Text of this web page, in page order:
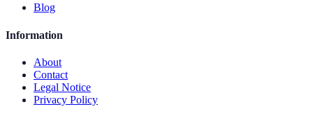
Blog
Information
About
Contact
Legal Notice
Privacy Policy